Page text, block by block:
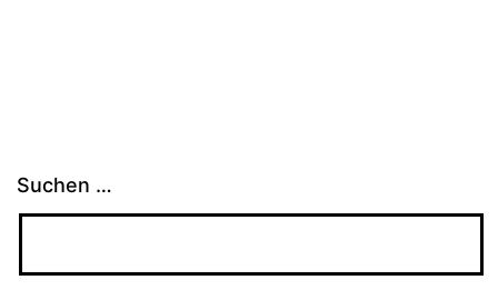
Suchen …